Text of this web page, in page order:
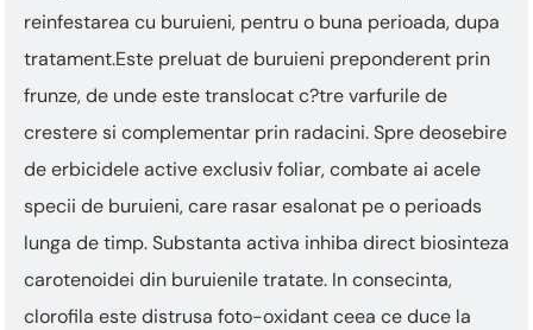
reinfestarea cu buruieni, pentru o buna perioada, dupa
tratament.Este preluat de buruieni preponderent prin
frunze, de unde este translocat c?tre varfurile de
crestere si complementar prin radacini. Spre deosebire
de erbicidele active exclusiv foliar, combate ai acele
specii de buruieni, care rasar esalonat pe o perioads
lunga de timp. Substanta activa inhiba direct biosinteza
carotenoidei din buruienile tratate. In consecinta,
clorofila este distrusa foto-oxidant ceea ce duce la